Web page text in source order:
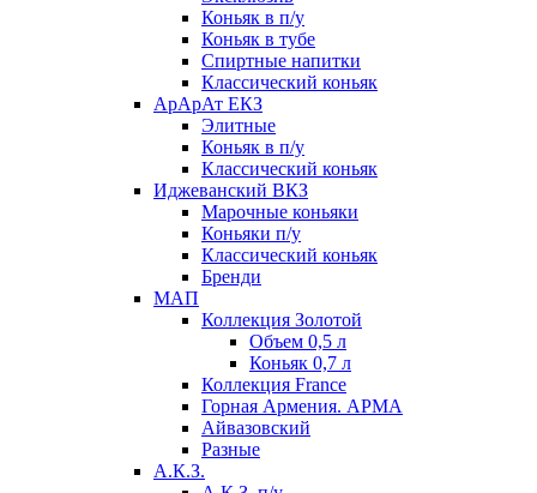
Коньяк в п/у
Коньяк в тубе
Спиртные напитки
Классический коньяк
АрАрАт ЕКЗ
Элитные
Коньяк в п/у
Классический коньяк
Иджеванский ВКЗ
Марочные коньяки
Коньяки п/у
Классический коньяк
Бренди
МАП
Коллекция Золотой
Объем 0,5 л
Коньяк 0,7 л
Коллекция France
Горная Армения. АРМА
Айвазовский
Разные
А.К.З.